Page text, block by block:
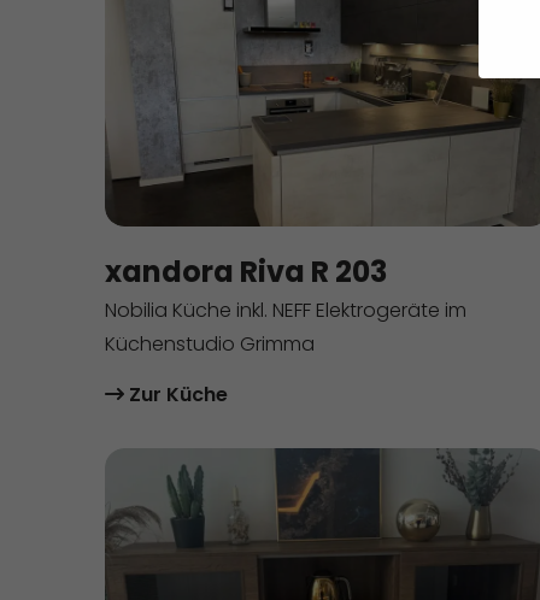
xandora Riva R 203
Nobilia Küche inkl. NEFF Elektrogeräte im
Küchenstudio Grimma
Zur Küche
Wir
und